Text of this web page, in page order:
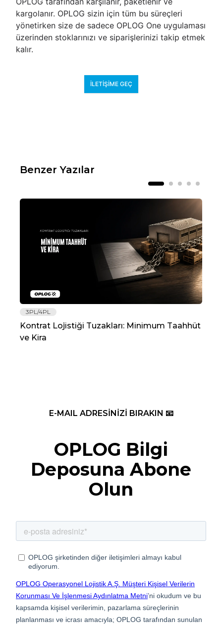
kargolanır. OPLOG sizin için tüm bu süreçleri
yönetirken size de sadece OPLOG One uygulaması
üzerinden stoklarınızı ve siparişlerinizi takip etmek
kalır.
İLETIŞIME GEÇ
Benzer Yazılar
3PL/4PL
Kontrat Lojistiği Tuzakları: Minimum Taahhüt
ve Kira
E-MAIL ADRESİNİZİ BIRAKIN 📧
OPLOG Bilgi
Deposuna Abone
Olun